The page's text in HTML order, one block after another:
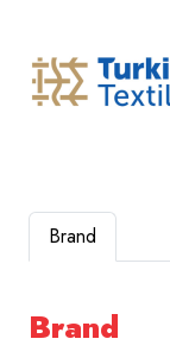
Brand
Brand